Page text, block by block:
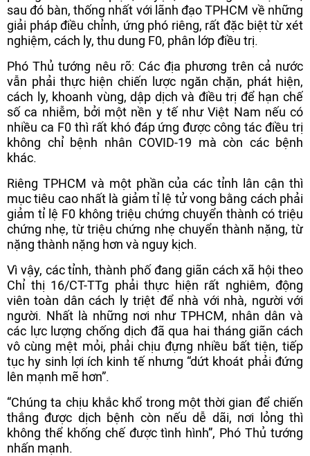
sau đó bàn, thống nhất với lãnh đạo TPHCM về những
giải pháp điều chỉnh, ứng phó riêng, rất đặc biệt từ xét
nghiệm, cách ly, thu dung F0, phân lớp điều trị.
Phó Thủ tướng nêu rõ: Các địa phương trên cả nước
vẫn phải thực hiện chiến lược ngăn chặn, phát hiện,
cách ly, khoanh vùng, dập dịch và điều trị để hạn chế
số ca nhiễm, bởi một nền y tế như Việt Nam nếu có
nhiều ca F0 thì rất khó đáp ứng được công tác điều trị
không chỉ bệnh nhân COVID-19 mà còn các bệnh
khác.
Riêng TPHCM và một phần của các tỉnh lân cận thì
mục tiêu cao nhất là giảm tỉ lệ tử vong bằng cách phải
giảm tỉ lệ F0 không triệu chứng chuyển thành có triệu
chứng nhẹ, từ triệu chứng nhẹ chuyển thành nặng, từ
nặng thành nặng hơn và nguy kịch.
Vì vậy, các tỉnh, thành phố đang giãn cách xã hội theo
Chỉ thị 16/CT-TTg phải thực hiện rất nghiêm, động
viên toàn dân cách ly triệt để nhà với nhà, người với
người. Nhất là những nơi như TPHCM, nhân dân và
các lực lượng chống dịch đã qua hai tháng giãn cách
vô cùng mệt mỏi, phải chịu đựng nhiều bất tiện, tiếp
tục hy sinh lợi ích kinh tế nhưng “dứt khoát phải đứng
lên mạnh mẽ hơn”.
“Chúng ta chịu khắc khổ trong một thời gian để chiến
thắng được dịch bệnh còn nếu dễ dãi, nơi lỏng thì
không thể khống chế được tình hình”, Phó Thủ tướng
nhấn mạnh.